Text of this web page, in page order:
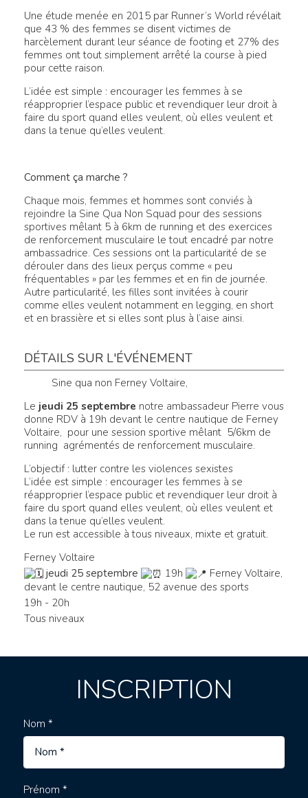
Une étude menée en 2015 par Runner’s World révélait
que 43 % des femmes se disent victimes de
harcèlement durant leur séance de footing et 27% des
femmes ont tout simplement arrêté la course à pied
pour cette raison.
L’idée est simple : encourager les femmes à se
réapproprier l’espace public et revendiquer leur droit à
faire du sport quand elles veulent, où elles veulent et
dans la tenue qu’elles veulent.
Comment ça marche ?
Chaque mois, femmes et hommes sont conviés à
rejoindre la Sine Qua Non Squad pour des sessions
sportives mêlant 5 à 6km de running et des exercices
de renforcement musculaire le tout encadré par notre
ambassadrice. Ces sessions ont la particularité de se
dérouler dans des lieux perçus comme « peu
fréquentables » par les femmes et en fin de journée.
Autre particularité, les filles sont invitées à courir
comme elles veulent notamment en legging, en short
et en brassière et si elles sont plus à l’aise ainsi.
DÉTAILS SUR L'ÉVÉNEMENT
Sine qua non Ferney Voltaire,
Le jeudi 25 septembre notre ambassadeur Pierre vous
donne RDV à 19h devant le centre nautique de Ferney
Voltaire, pour une session sportive mêlant 5/6km de
running agrémentés de renforcement musculaire.
L’objectif : lutter contre les violences sexistes
L’idée est simple : encourager les femmes à se
réapproprier l’espace public et revendiquer leur droit à
faire du sport quand elles veulent, où elles veulent et
dans la tenue qu’elles veulent.
Le run est accessible à tous niveaux, mixte et gratuit.
Ferney Voltaire
jeudi 25 septembre
19h
Ferney Voltaire,
devant le centre nautique, 52 avenue des sports
19h - 20h
Tous niveaux
INSCRIPTION
Nom *
Prénom *